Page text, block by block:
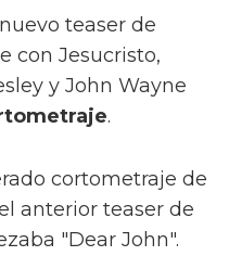
teaser de
con Jesucristo,
y John Wayne
.
cortometraje de
anterior teaser de
"Dear John".